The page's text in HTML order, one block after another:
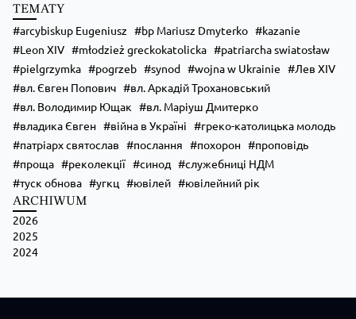
TEMATY
arcybiskup Eugeniusz bp Mariusz Dmyterko
kazanie
Leon XIV
młodzież greckokatolicka
patriarcha swiatosław
pielgrzymka
pogrzeb synod wojna w Ukrainie
Лев XIV
вл. Євген Попович
вл. Аркадій Трохановський
вл. Володимир Ющак
вл. Маріуш Дмитерко
владика Євген
війна в Україні
греко-католицька молодь
патріарх святослав
послання похорон
проповідь
проща
реколекції синод
служебниці НДМ
туск обнова
угкц ювілей ювілейний рік
ARCHIWUM
2026
2025
2024